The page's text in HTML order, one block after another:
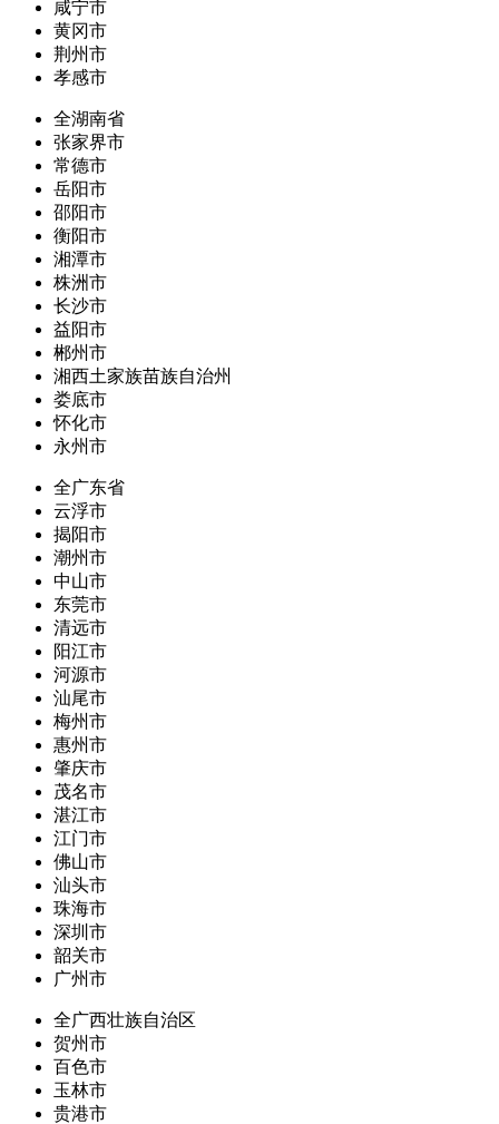
咸宁市
黄冈市
荆州市
孝感市
全湖南省
张家界市
常德市
岳阳市
邵阳市
衡阳市
湘潭市
株洲市
长沙市
益阳市
郴州市
湘西土家族苗族自治州
娄底市
怀化市
永州市
全广东省
云浮市
揭阳市
潮州市
中山市
东莞市
清远市
阳江市
河源市
汕尾市
梅州市
惠州市
肇庆市
茂名市
湛江市
江门市
佛山市
汕头市
珠海市
深圳市
韶关市
广州市
全广西壮族自治区
贺州市
百色市
玉林市
贵港市